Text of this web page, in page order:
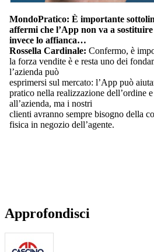
MondoPratico: È importante
affermi che l’App non va a
invece lo affianca…
Rossella Cardinale: Confermo, è
la forza vendite è e resta uno dei
l’azienda può
esprimersi sul mercato: l’App può
pratico nella realizzazione dell’ordine
all’azienda, ma i nostri
clienti avranno sempre bisogno della
fisica in negozio dell’agente.
Approfondisci